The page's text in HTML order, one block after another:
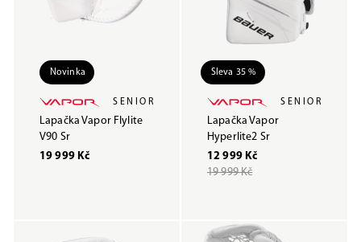
Novinka
SENIOR
Lapačka Vapor Flylite
V90 Sr
19 999 Kč
Sleva 35 %
SENIOR
Lapačka Vapor
Hyperlite2 Sr
12 999 Kč
19 999 Kč